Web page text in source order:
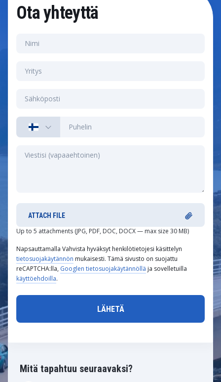
Mitä tapahtuu seuraavaksi?
Ota yhteyttä
ATTACH FILE
Up to 5 attachments (JPG, PDF, DOC, DOCX — max size 30 MB)
Napsauttamalla Vahvista hyväksyt henkilötietojesi käsittelyn
tietosuojakäytännön mukaisesti. Tämä sivusto on suojattu
reCAPTCHA:lla, Googlen tietosuojakäytännöllä ja sovelletuilla
käyttöehdoilla.